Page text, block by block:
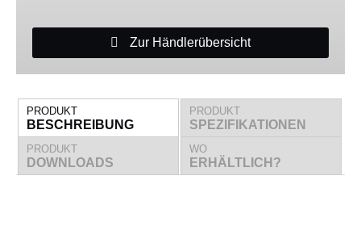
Zur Händlerübersicht
PRODUKT
BESCHREIBUNG
PRODUKT
SPEZIFIKATIONEN
PRODUKT
DOWNLOADS
WO
ERHÄLTLICH?